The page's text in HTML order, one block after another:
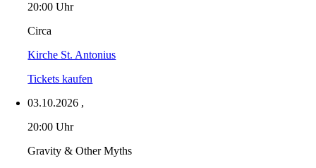
20:00 Uhr
Circa
Kirche St. Antonius
Tickets kaufen
03.10.2026 ,
20:00 Uhr
Gravity & Other Myths